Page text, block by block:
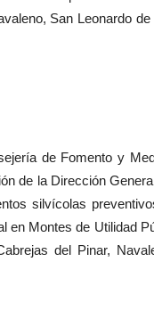
San Leonardo de
de Fomento y
de la Dirección
silvícolas
en Montes de Utilidad
del Pinar,